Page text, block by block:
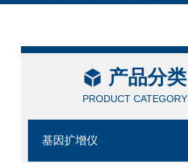
产品分类
PRODUCT CATEGORY
基因扩增仪